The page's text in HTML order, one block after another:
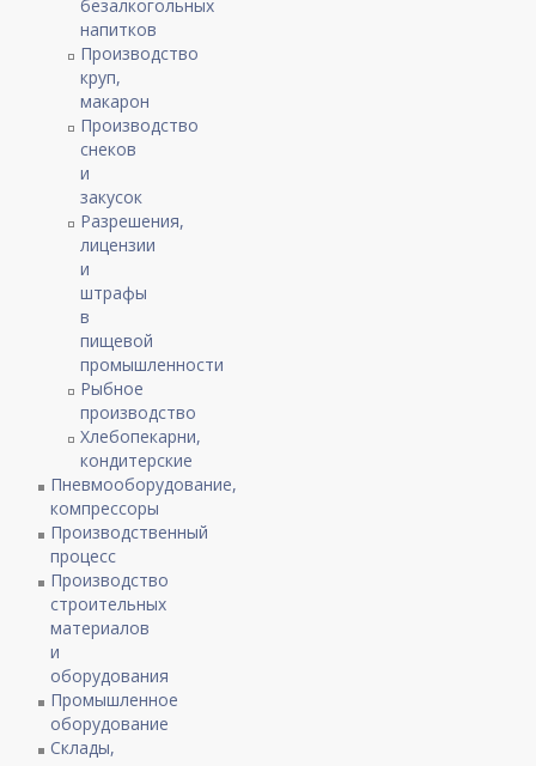
безалкогольных
напитков
Производство
круп,
макарон
Производство
снеков
и
закусок
Разрешения,
лицензии
и
штрафы
в
пищевой
промышленности
Рыбное
производство
Хлебопекарни,
кондитерские
Пневмооборудование,
компрессоры
Производственный
процесс
Производство
строительных
материалов
и
оборудования
Промышленное
оборудование
Склады,